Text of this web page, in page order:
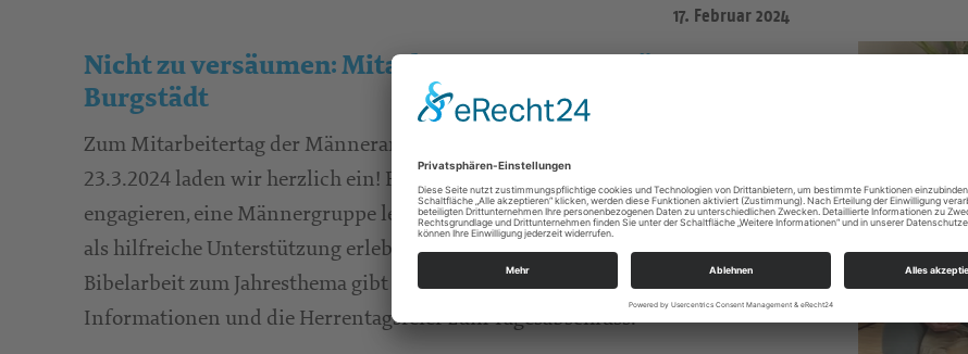
17. Februar 2024
Nicht zu versäumen: Mitarbeitertag am 23. März in
Burgstädt
Zum Mitarbeitertag der Männerarbeit (ehemals “Landestagung”) am Sonnabend,
23.3.2024 laden wir herzlich ein! Für alle, die sich in der Männerarbeit
engagieren, eine Männergruppe leiten oder den Kontakt mit anderen Männern
als hilfreiche Unterstützung erleben, ist dieser Tag ein “Muss”! Neben der
Bibelarbeit zum Jahresthema gibt es thematischen Workshops, aktuelle
Informationen und die Herrentagsfeier zum Tagesabschluss.